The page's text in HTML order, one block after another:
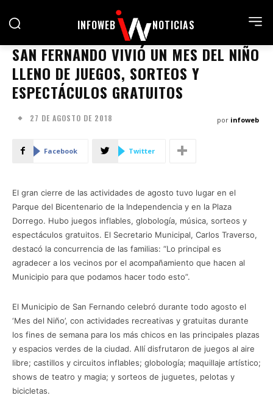
INFOWEB NOTICIAS
SAN FERNANDO VIVIÓ UN MES DEL NIÑO
LLENO DE JUEGOS, SORTEOS Y
ESPECTÁCULOS GRATUITOS
27 DE AGOSTO DE 2018 por infoweb
Facebook Twitter
El gran cierre de las actividades de agosto tuvo lugar en el
Parque del Bicentenario de la Independencia y en la Plaza
Dorrego. Hubo juegos inflables, globología, música, sorteos y
espectáculos gratuitos. El Secretario Municipal, Carlos Traverso,
destacó la concurrencia de las familias: “Lo principal es
agradecer a los vecinos por el acompañamiento que hacen al
Municipio para que podamos hacer todo esto”.
El Municipio de San Fernando celebró durante todo agosto el
‘Mes del Niño’, con actividades recreativas y gratuitas durante
los fines de semana para los más chicos en las principales plazas
y espacios verdes de la ciudad. Allí disfrutaron de juegos al aire
libre; castillos y circuitos inflables; globología; maquillaje artístico;
shows de teatro y magia; y sorteos de juguetes, pelotas y
bicicletas.